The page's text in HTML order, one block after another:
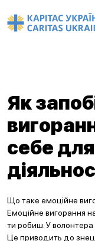
Як
себе
Що таке емоційне
Емоційне вигорання
ти робиш. У волонтера
Це приводить до